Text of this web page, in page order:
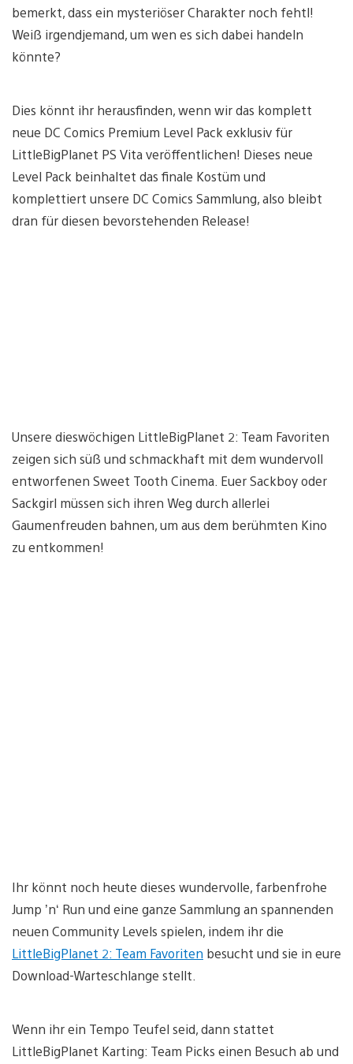
bemerkt, dass ein mysteriöser Charakter noch fehtl!
Weiß irgendjemand, um wen es sich dabei handeln
könnte?
Dies könnt ihr herausfinden, wenn wir das komplett
neue DC Comics Premium Level Pack exklusiv für
LittleBigPlanet PS Vita veröffentlichen! Dieses neue
Level Pack beinhaltet das finale Kostüm und
komplettiert unsere DC Comics Sammlung, also bleibt
dran für diesen bevorstehenden Release!
Unsere dieswöchigen LittleBigPlanet 2: Team Favoriten
zeigen sich süß und schmackhaft mit dem wundervoll
entworfenen Sweet Tooth Cinema. Euer Sackboy oder
Sackgirl müssen sich ihren Weg durch allerlei
Gaumenfreuden bahnen, um aus dem berühmten Kino
zu entkommen!
Ihr könnt noch heute dieses wundervolle, farbenfrohe
Jump ’n‘ Run und eine ganze Sammlung an spannenden
neuen Community Levels spielen, indem ihr die
LittleBigPlanet 2: Team Favoriten besucht und sie in eure
Download-Warteschlange stellt.
Wenn ihr ein Tempo Teufel seid, dann stattet
LittleBigPlanet Karting: Team Picks einen Besuch ab und